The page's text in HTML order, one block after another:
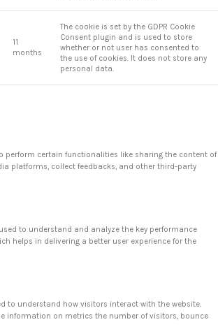
11
months
The cookie is set by the GDPR Cookie
Consent plugin and is used to store
whether or not user has consented to
the use of cookies. It does not store any
personal data.
perform certain functionalities like sharing the content of
platforms, collect feedbacks, and other third-party
to understand and analyze the key performance
helps in delivering a better user experience for the
to understand how visitors interact with the website.
information on metrics the number of visitors, bounce